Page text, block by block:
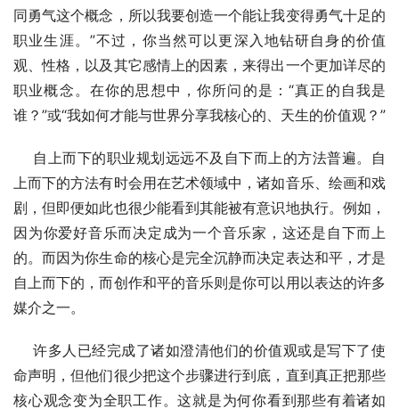
同勇气这个概念，所以我要创造一个能让我变得勇气十足的
职业生涯。”不过，你当然可以更深入地钻研自身的价值
观、性格，以及其它感情上的因素，来得出一个更加详尽的
职业概念。在你的思想中，你所问的是：“真正的自我是
谁？”或“我如何才能与世界分享我核心的、天生的价值观？”
自上而下的职业规划远远不及自下而上的方法普遍。自
上而下的方法有时会用在艺术领域中，诸如音乐、绘画和戏
剧，但即便如此也很少能看到其能被有意识地执行。例如，
因为你爱好音乐而决定成为一个音乐家，这还是自下而上
的。而因为你生命的核心是完全沉静而决定表达和平，才是
自上而下的，而创作和平的音乐则是你可以用以表达的许多
媒介之一。
许多人已经完成了诸如澄清他们的价值观或是写下了使
命声明，但他们很少把这个步骤进行到底，直到真正把那些
核心观念变为全职工作。这就是为何你看到那些有着诸如